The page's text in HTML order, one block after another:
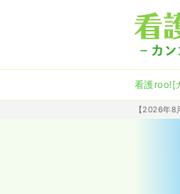
看護roo![
【2026年